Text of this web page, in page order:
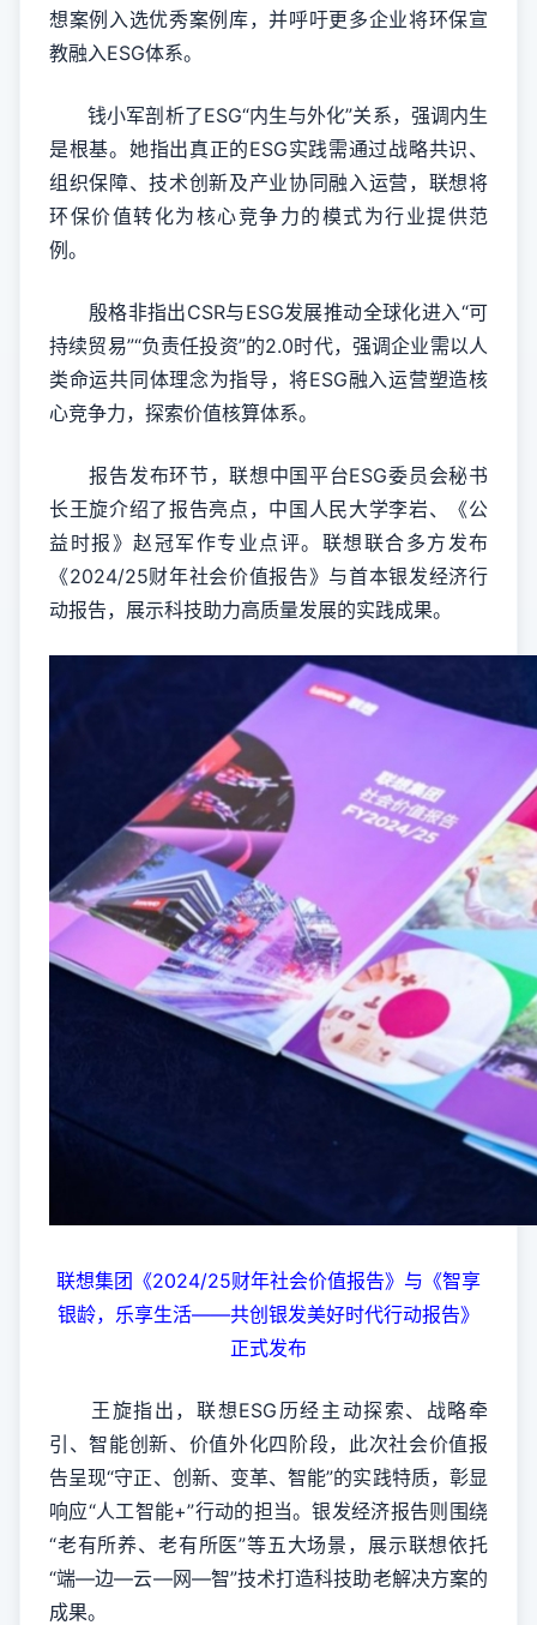
想案例入选优秀案例库，并呼吁更多企业将环保宣
教融入ESG体系。
钱小军剖析了ESG“内生与外化”关系，强调内生
是根基。她指出真正的ESG实践需通过战略共识、
组织保障、技术创新及产业协同融入运营，联想将
环保价值转化为核心竞争力的模式为行业提供范
例。
殷格非指出CSR与ESG发展推动全球化进入“可
持续贸易”“负责任投资”的2.0时代，强调企业需以人
类命运共同体理念为指导，将ESG融入运营塑造核
心竞争力，探索价值核算体系。
报告发布环节，联想中国平台ESG委员会秘书
长王旋介绍了报告亮点，中国人民大学李岩、《公
益时报》赵冠军作专业点评。联想联合多方发布
《2024/25财年社会价值报告》与首本银发经济行
动报告，展示科技助力高质量发展的实践成果。
联想集团《2024/25财年社会价值报告》与《智享
银龄，乐享生活——共创银发美好时代行动报告》
正式发布
王旋指出，联想ESG历经主动探索、战略牵
引、智能创新、价值外化四阶段，此次社会价值报
告呈现“守正、创新、变革、智能”的实践特质，彰显
响应“人工智能+”行动的担当。银发经济报告则围绕
“老有所养、老有所医”等五大场景，展示联想依托
“端—边—云—网—智”技术打造科技助老解决方案的
成果。